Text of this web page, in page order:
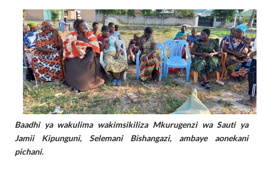
Baadhi ya wakulima wakimsikiliza Mkurugenzi wa Sauti ya
Jamii Kipunguni, Selemani Bishangazi, ambaye aonekani
pichani.